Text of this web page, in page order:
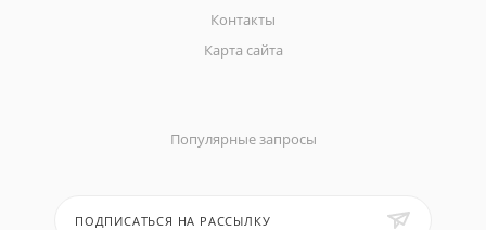
Контакты
Карта сайта
Популярные запросы
ПОДПИСАТЬСЯ НА РАССЫЛКУ